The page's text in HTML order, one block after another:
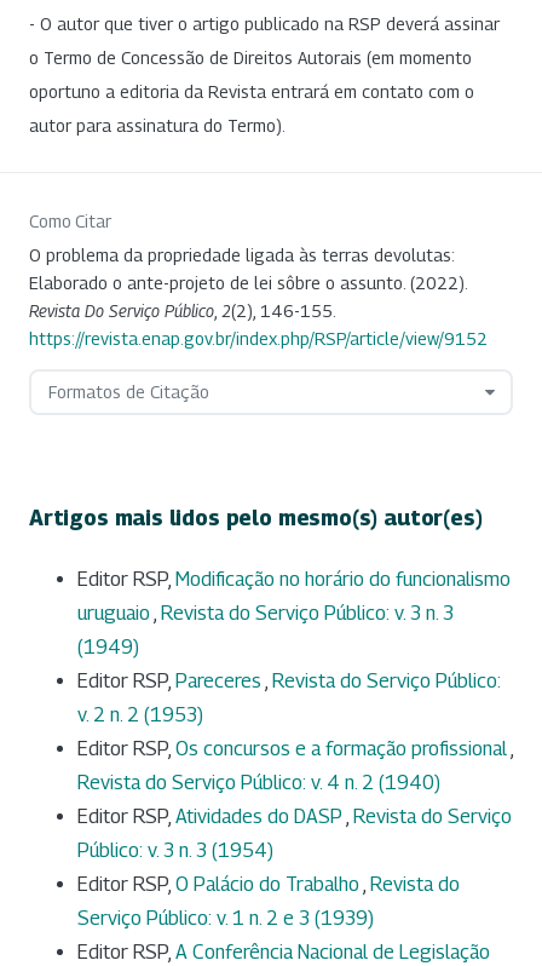
- O autor que tiver o artigo publicado na RSP deverá assinar
o Termo de Concessão de Direitos Autorais (em momento
oportuno a editoria da Revista entrará em contato com o
autor para assinatura do Termo).
Como Citar
O problema da propriedade ligada às terras devolutas:
Elaborado o ante-projeto de lei sôbre o assunto. (2022).
Revista Do Serviço Público 2(2), 146-155.
https://revista.enap.gov.br/index.php/RSP/article/view/9152
Formatos de Citação
Artigos mais lidos pelo mesmo(s) autor(es)
Editor RSP, Modificação no horário do funcionalismo
uruguaio , Revista do Serviço Público: v. 3 n. 3
(1949)
Editor RSP, Pareceres , Revista do Serviço Público:
v. 2 n. 2 (1953)
Editor RSP, Os concursos e a formação profissional,
Revista do Serviço Público: v. 4 n. 2 (1940)
Editor RSP, Atividades do DASP , Revista do Serviço
Público: v. 3 n. 3 (1954)
Editor RSP, O Palácio do Trabalho , Revista do
Serviço Público: v. 1 n. 2 e 3 (1939)
Editor RSP, A Conferência Nacional de Legislação